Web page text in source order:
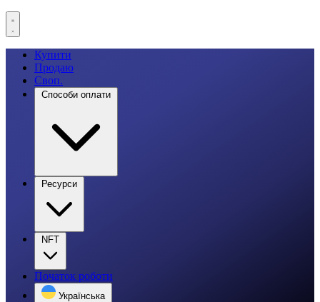
Купити
Продаю
Своп.
Способи оплати
Ресурси
NFT
Початок роботи
Українська